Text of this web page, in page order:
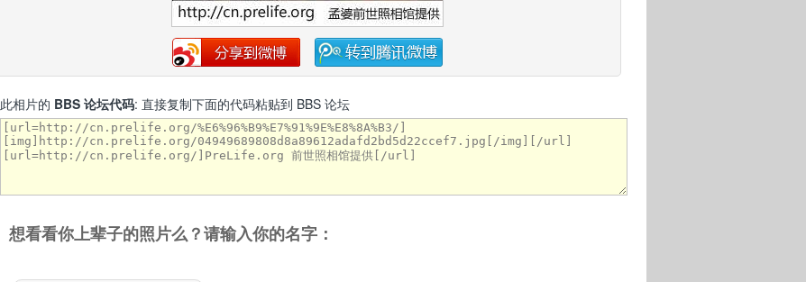
此相片的 BBS 论坛代码: 直接复制下面的代码粘贴到 BBS 论坛
想看看你上辈子的照片么？请输入你的名字：